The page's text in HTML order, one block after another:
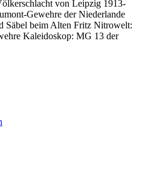
von Leipzig 1913-
Gewehre der Niederlande
Säbel beim Alten Fritz Nitrowelt:
Kaleidoskop: MG 13 der